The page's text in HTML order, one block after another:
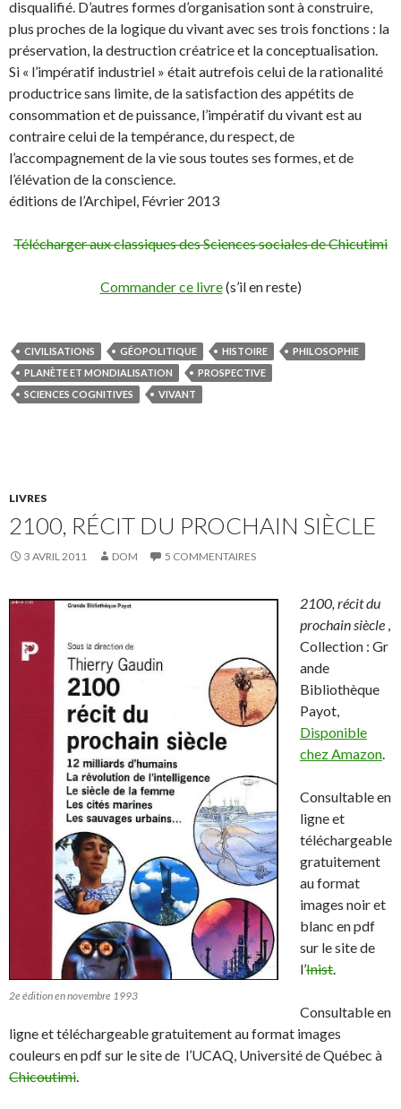
disqualifié. D’autres formes d’organisation sont à construire,
plus proches de la logique du vivant avec ses trois fonctions : la
préservation, la destruction créatrice et la conceptualisation.
Si « l’impératif industriel » était autrefois celui de la rationalité
productrice sans limite, de la satisfaction des appétits de
consommation et de puissance, l’impératif du vivant est au
contraire celui de la tempérance, du respect, de
l’accompagnement de la vie sous toutes ses formes, et de
l’élévation de la conscience.
éditions de l’Archipel, Février 2013
Télécharger aux classiques des Sciences sociales de Chicutimi
Commander ce livre(s’il en reste)
CIVILISATIONS GÉOPOLITIQUE HISTOIRE
PHILOSOPHIE
PLANÈTE ET MONDIALISATION
PROSPECTIVE
SCIENCES COGNITIVES
VIVANT
LIVRES
2100, RÉCIT DU PROCHAIN SIÈCLE
3 AVRIL 2011 DOM 5 COMMENTAIRES
2e édition en novembre 1993
2100, récit du
prochain siècle
Collection : Gr
ande
Bibliothèque
Payot
Disponible
chez Amazon
Consultable en
ligne et
téléchargeable
gratuitement
au format
images noir et
blanc en pdf
sur le site de
l’Inist
Consultable en
ligne et téléchargeable gratuitement au format images
couleurs en pdf sur le site de l’UCAQ, Université de Québec à
Chicoutimi